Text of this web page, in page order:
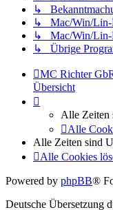
↳
↳ Mac/Win/Lin-
↳ Mac/Win/Lin-
↳ Übrige
MC Richter
Übersicht
Alle Zeiten
Alle
Alle Zeiten sind
Alle Cookies
Powered by phpBB®
Deutsche Übersetzung